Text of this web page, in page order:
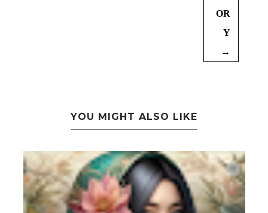
OR
Y
→
YOU MIGHT ALSO LIKE